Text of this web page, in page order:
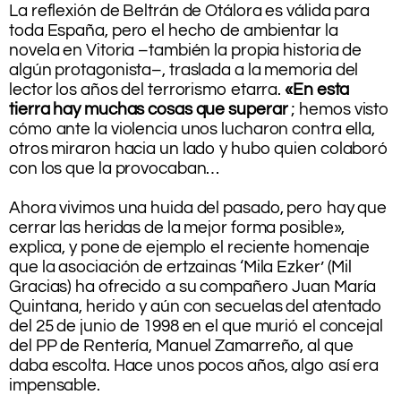
La reflexión de Beltrán de Otálora es válida para
toda España, pero el hecho de ambientar la
novela en Vitoria –también la propia historia de
algún protagonista–, traslada a la memoria del
lector los años del terrorismo etarra.«En esta
tierra hay muchas cosas que superar ; hemos visto
cómo ante la violencia unos lucharon contra ella,
otros miraron hacia un lado y hubo quien colaboró
con los que la provocaban…
Ahora vivimos una huida del pasado, pero hay que
cerrar las heridas de la mejor forma posible»,
explica, y pone de ejemplo el reciente homenaje
que la asociación de ertzainas ‘Mila Ezker’ (Mil
Gracias) ha ofrecido a su compañero Juan María
Quintana, herido y aún con secuelas del atentado
del 25 de junio de 1998 en el que murió el concejal
del PP de Rentería, Manuel Zamarreño, al que
daba escolta. Hace unos pocos años, algo así era
impensable.